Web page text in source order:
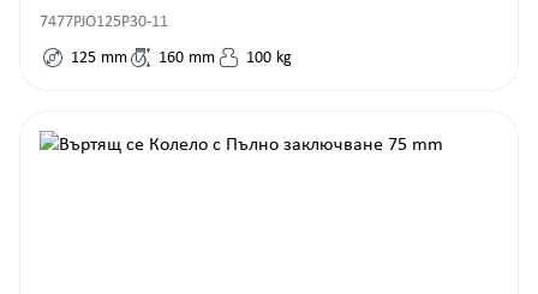
7477PJO125P30-11
125 mm 160 mm 100 kg